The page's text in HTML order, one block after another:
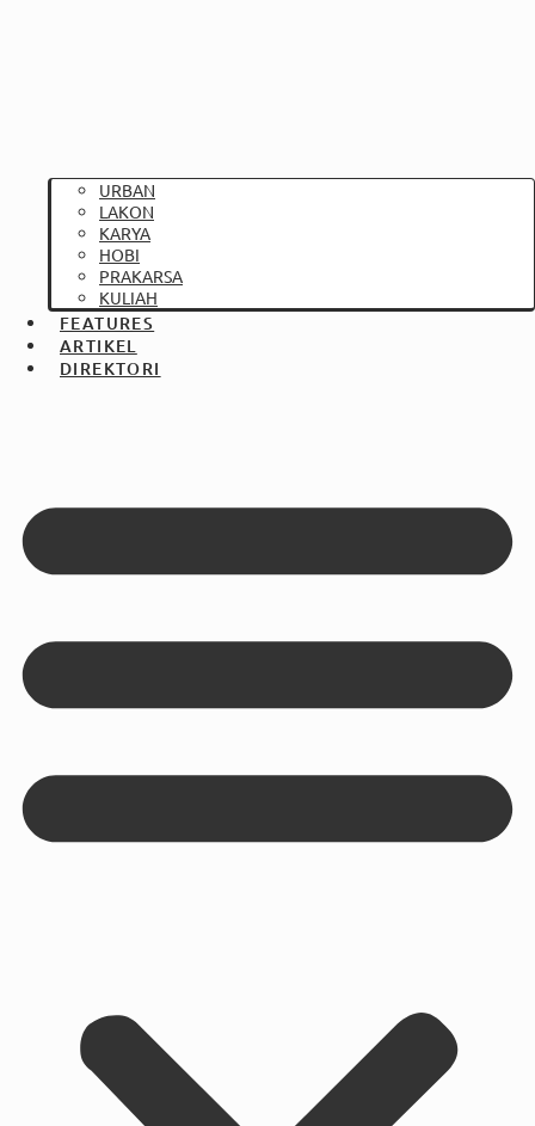
URBAN
LAKON
KARYA
HOBI
PRAKARSA
KULIAH
FEATURES
ARTIKEL
DIREKTORI